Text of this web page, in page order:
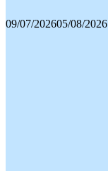
09/07/202605/08/2026